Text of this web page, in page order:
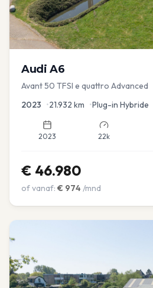
Audi A6
Avant 50 TFSI e quattro Advanced
2023 •21.932 km •Plug-in Hybride
2023 22k
€ 46.980
of vanaf: € 974 /mnd